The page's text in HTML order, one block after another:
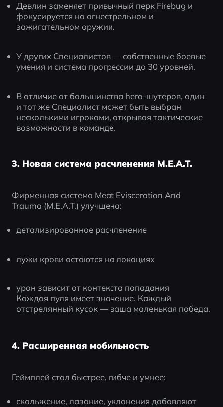
Девлин заменяет привычный перк Firebug и
фокусируется на огнестрельном и
зажигательном оружии.
У других Специалистов — собственные боевые
умения и система прогрессии до 30 уровней.
В отличие от большинства hero-шутеров, один
и тот же Специалист может быть выбран
несколькими игроками, открывая тактические
возможности в команде.
3. Новая система расчленения M.E.A.T.
Фирменная система Meat Evisceration And
Trauma (M.E.A.T.) улучшена:
детализированное расчленение
лужи крови остаются на локациях
урон зависит от контекста попадания
Каждая пуля имеет значение. Каждый
отстрелянный кусок — ваша маленькая победа.
4. Расширенная мобильность
Геймплей стал быстрее, гибче и умнее:
скольжение, лазание, уклонения добавляют